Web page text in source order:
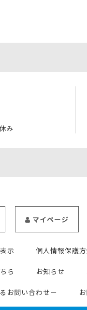
み
マイページ
示 個人情報保護
ら お知らせ
お問い合わせ－